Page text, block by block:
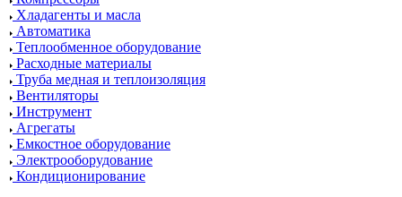
Хладагенты и масла
Автоматика
Теплообменное оборудование
Расходные материалы
Труба медная и теплоизоляция
Вентиляторы
Инструмент
Агрегаты
Емкостное оборудование
Электрооборудование
Кондиционирование